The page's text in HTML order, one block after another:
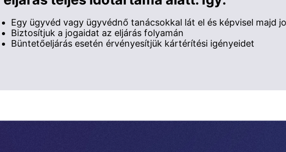
Egy ügyvéd vagy ügyvédnő tanácsokkal lát el és képvisel majd
Biztosítjuk a jogaidat az eljárás folyamán
Büntetőeljárás esetén érvényesítjük kártérítési igényeidet